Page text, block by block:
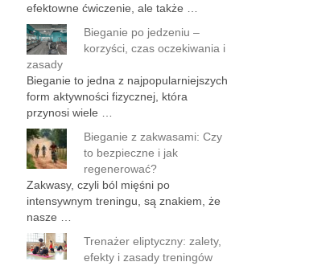
efektowne ćwiczenie, ale także …
Bieganie po jedzeniu –
korzyści, czas oczekiwania i
zasady
Bieganie to jedna z najpopularniejszych
form aktywności fizycznej, która
przynosi wiele …
Bieganie z zakwasami: Czy
to bezpieczne i jak
regenerować?
Zakwasy, czyli ból mięśni po
intensywnym treningu, są znakiem, że
nasze …
Trenażer eliptyczny: zalety,
efekty i zasady treningów